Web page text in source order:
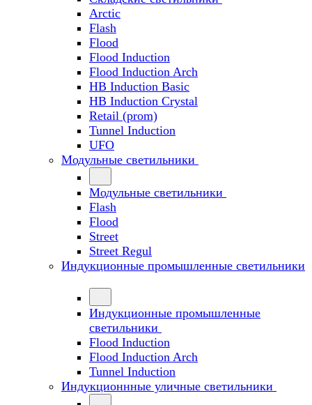
Arctic
Flash
Flood
Flood Induction
Flood Induction Arch
HB Induction Basic
HB Induction Crystal
Retail (prom)
Tunnel Induction
UFO
Модульные светильники
Модульные светильники
Flash
Flood
Street
Street Regul
Индукционные промышленные светильники
Индукционные промышленные
светильники
Flood Induction
Flood Induction Arch
Tunnel Induction
Индукционнные уличные светильники